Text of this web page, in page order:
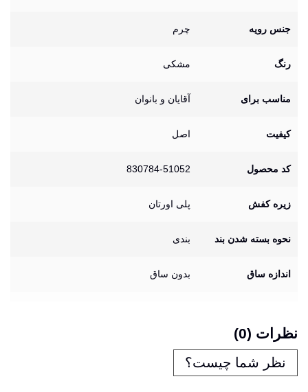
جنس رویه چرم
رنگ مشکی
مناسب برای آقایان و بانوان
کیفیت اصل
کد محصول 830784-51052
زیره کفش پلی اورتان
نحوه بسته شدن بند بندی
اندازه ساق بدون ساق
نظرات (0)
نظر شما چیست؟